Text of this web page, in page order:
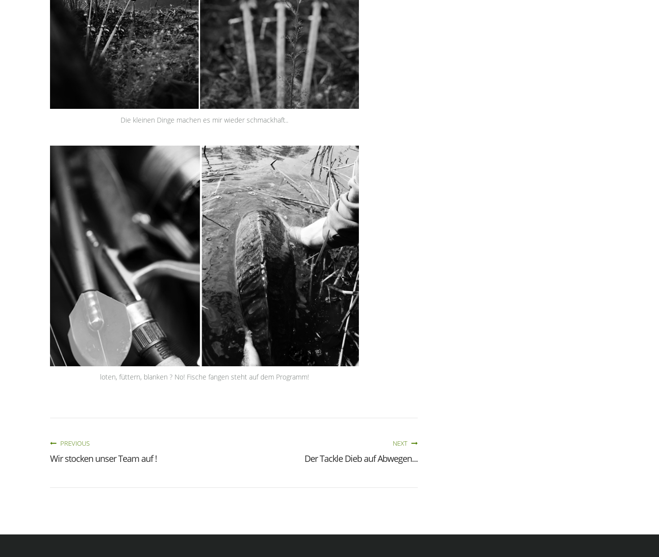
Die kleinen Dinge machen es mir wieder schmackhaft..
loten, füttern, blanken ? No! Fische fangen steht auf dem Programm!
PREVIOUS
Wir stocken unser Team auf !
NEXT
Der Tackle Dieb auf Abwegen...